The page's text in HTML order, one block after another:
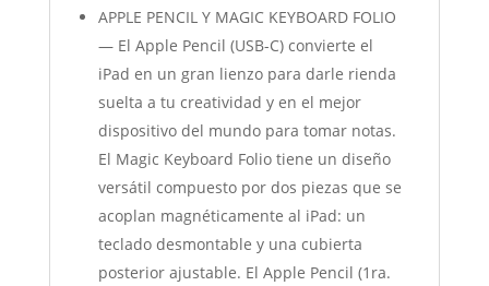
APPLE PENCIL Y MAGIC KEYBOARD FOLIO
— El Apple Pencil (USB-C) convierte el
iPad en un gran lienzo para darle rienda
suelta a tu creatividad y en el mejor
dispositivo del mundo para tomar notas.
El Magic Keyboard Folio tiene un diseño
versátil compuesto por dos piezas que se
acoplan magnéticamente al iPad: un
teclado desmontable y una cubierta
posterior ajustable. El Apple Pencil (1ra.